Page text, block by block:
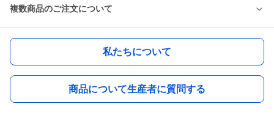
複数商品のご注文について
私たちについて
商品について生産者に質問する